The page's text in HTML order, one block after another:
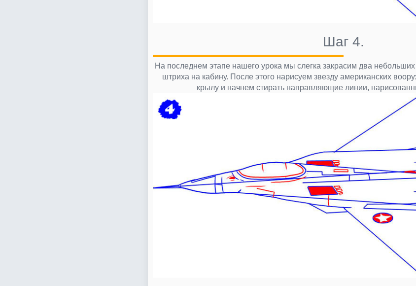
Шаг 4.
На последнем этапе нашего урока мы слегка закрасим два
штриха на кабину. После этого нарисуем звезду американских
крылу и начнем стирать направляющие линии,